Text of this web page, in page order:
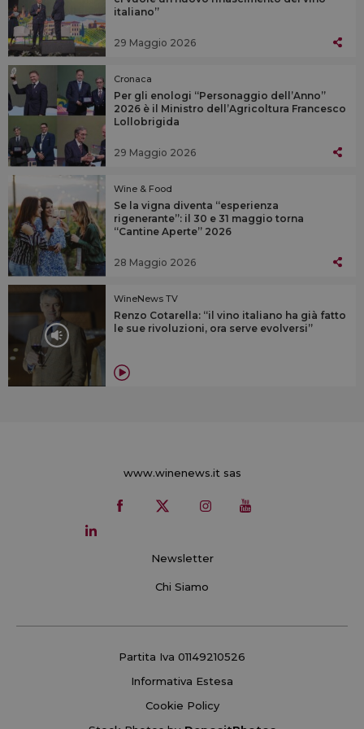
italiano”
29 Maggio 2026
Cronaca
Per gli enologi “Personaggio dell’Anno”
2026 è il Ministro dell’Agricoltura Francesco
Lollobrigida
29 Maggio 2026
Wine & Food
Se la vigna diventa “esperienza
rigenerante”: il 30 e 31 maggio torna
“Cantine Aperte” 2026
28 Maggio 2026
WineNews TV
Renzo Cotarella: “il vino italiano ha già fatto
le sue rivoluzioni, ora serve evolversi”
www.winenews.it sas
Newsletter
Chi Siamo
Partita Iva 01149210526
Informativa Estesa
Cookie Policy